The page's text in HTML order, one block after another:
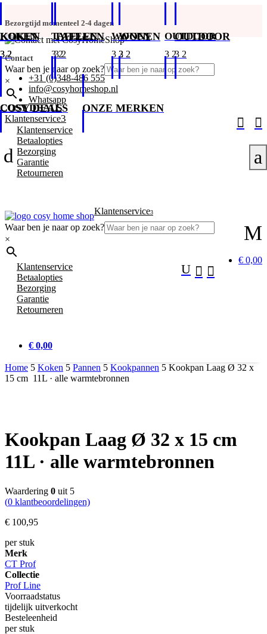
Bezorgtijd momenteel 2-4 dagen
Contact
+31 (0)348-486 555
info@cosyhomeshop.nl
Whatsapp
Waar ben je naar op zoek?
×


Klantenservice3
Klantenservice
Betaalopties
Bezorging
Garantie
Retourneren
KOKEN TAFELEN WONEN OUTDOOR
COSY DEALS
d
Waar ben je naar op zoek?
×
M
€ 0,00


U
Klantenservice3
Klantenservice
Betaalopties
Bezorging
Garantie
Retourneren
KOKEN TAFELEN WONEN OUTDOOR
COSY DEALS ONZE MERKEN
a
€ 0,00
Home 5 Koken 5 Pannen 5 Kookpannen 5 Kookpan Laag Ø 32 x
15 cm 11L · alle warmtebronnen
Kookpan Laag Ø 32 x 15 cm
11L · alle warmtebronnen
Waardering 0 uit 5
(0 klantbeoordelingen)
€ 100,95
per stuk
Merk
CT Prof
Collectie
Prof Line
Voorraadstatus
tijdelijk uitverkocht
Besteleenheid
per stuk